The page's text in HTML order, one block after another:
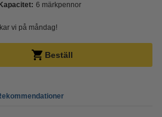
Kapacitet: 6 märkpennor
vi på måndag!
Beställ